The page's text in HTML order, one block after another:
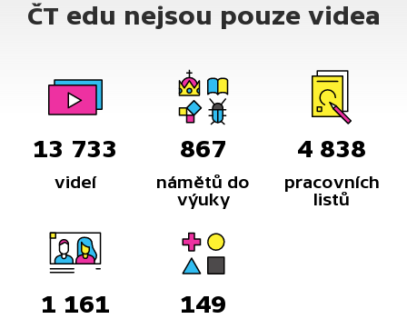
ČT edu nejsou pouze videa
13 733
videí
867
námětů do
výuky
4 838
pracovních
listů
1 161 149